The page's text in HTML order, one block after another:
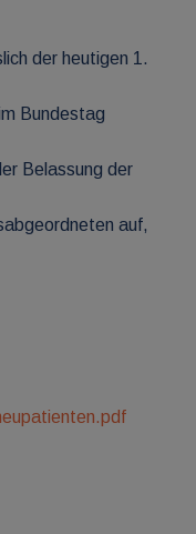
der heutigen 1.
Bundestag
Belassung der
auf,